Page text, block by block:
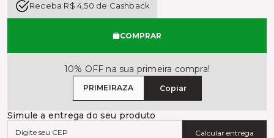
Receba R$ 4,50 de Cashback
COMPRAR
10% OFF na sua primeira compra!
PRIMEIRAZA Copiar
Simule a entrega do seu produto
Calcular entrega